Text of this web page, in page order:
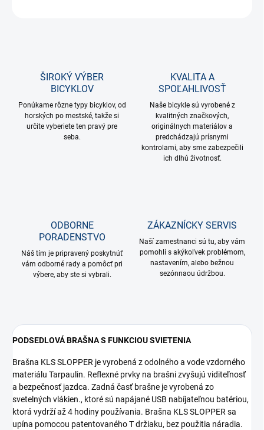
ŠIROKÝ VÝBER
BICYKLOV
Ponúkame rôzne typy bicyklov, od
horských po mestské, takže si
určite vyberiete ten pravý pre
seba.
KVALITA A
SPOĽAHLIVOSŤ
Naše bicykle sú vyrobené z
kvalitných značkových,
originálnych materiálov a
predchádzajú prísnymi
kontrolami, aby sme zabezpečili
ich dlhú životnosť.
ODBORNE
PORADENSTVO
Náš tím je pripravený poskytnúť
vám odborné rady a pomôcť pri
výbere, aby ste si vybrali.
ZÁKAZNÍCKY SERVIS
Naší zamestnanci sú tu, aby vám
pomohli s akýkoľvek problémom,
nastavením, alebo bežnou
sezónnaou údržbou.
PODSEDLOVÁ BRAŠNA S FUNKCIOU SVIETENIA
Brašna KLS SLOPPER je vyrobená z odolného a vode vzdorného
materiálu Tarpaulin. Reflexné prvky na brašni zvyšujú viditeľnosť
a bezpečnosť jazdca. Zadná časť brašne je vyrobená zo
svetelných vlákien., ktoré sú napájané USB nabíjateľnou batériou,
ktorá vydrží až 4 hodiny používania. Brašna KLS SLOPPER sa
upína pomocou patentovaného T držiaku, bez použitia náradia.